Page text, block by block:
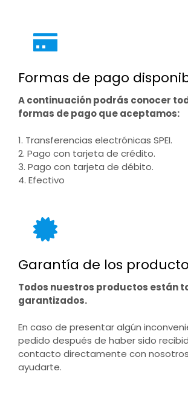
Formas de pago
A continuación podrás conocer
formas de pago que aceptamos:
1. Transferencias electrónicas SPEI.
2. Pago con tarjeta de crédito.
3. Pago con tarjeta de débito.
4. Efectivo
Garantía de los
Todos nuestros productos están
garantizados.
En caso de presentar algún
pedido después de haber sido
contacto directamente con
ayudarte.